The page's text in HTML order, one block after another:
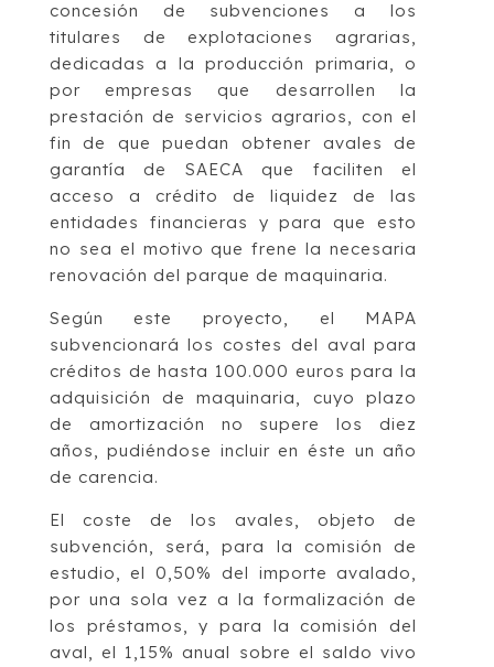
concesión de subvenciones a los
titulares de explotaciones agrarias,
dedicadas a la producción primaria, o
por empresas que desarrollen la
prestación de servicios agrarios, con el
fin de que puedan obtener avales de
garantía de SAECA que faciliten el
acceso a crédito de liquidez de las
entidades financieras y para que esto
no sea el motivo que frene la necesaria
renovación del parque de maquinaria.
Según este proyecto, el MAPA
subvencionará los costes del aval para
créditos de hasta 100.000 euros para la
adquisición de maquinaria, cuyo plazo
de amortización no supere los diez
años, pudiéndose incluir en éste un año
de carencia.
El coste de los avales, objeto de
subvención, será, para la comisión de
estudio, el 0,50% del importe avalado,
por una sola vez a la formalización de
los préstamos, y para la comisión del
aval, el 1,15% anual sobre el saldo vivo